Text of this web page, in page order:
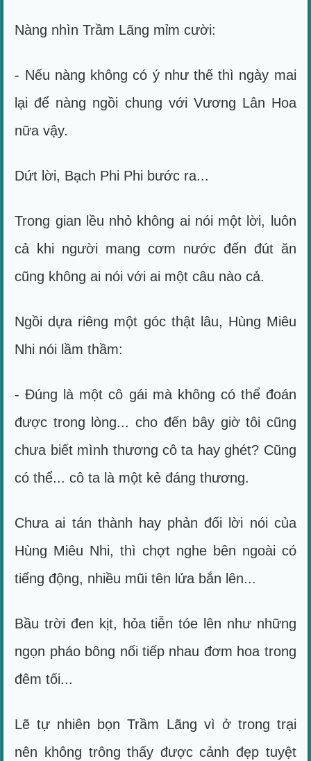
Nàng nhìn Trầm Lãng mỉm cười:
- Nếu nàng không có ý như thế thì ngày mai
lại để nàng ngồi chung với Vương Lân Hoa
nữa vậy.
Dứt lời, Bạch Phi Phi bước ra...
Trong gian lều nhỏ không ai nói một lời, luôn
cả khi người mang cơm nước đến đút ăn
cũng không ai nói với ai một câu nào cả.
Ngồi dựa riêng một góc thật lâu, Hùng Miêu
Nhi nói lầm thầm:
- Đúng là một cô gái mà không có thể đoán
được trong lòng... cho đến bây giờ tôi cũng
chưa biết mình thương cô ta hay ghét? Cũng
có thể... cô ta là một kẻ đáng thương.
Chưa ai tán thành hay phản đối lời nói của
Hùng Miêu Nhi, thì chợt nghe bên ngoài có
tiếng động, nhiều mũi tên lửa bắn lên...
Bầu trời đen kịt, hỏa tiễn tóe lên như những
ngọn pháo bông nối tiếp nhau đơm hoa trong
đêm tối...
Lẽ tự nhiên bọn Trầm Lãng vì ở trong trại
nên không trông thấy được cảnh đẹp tuyệt